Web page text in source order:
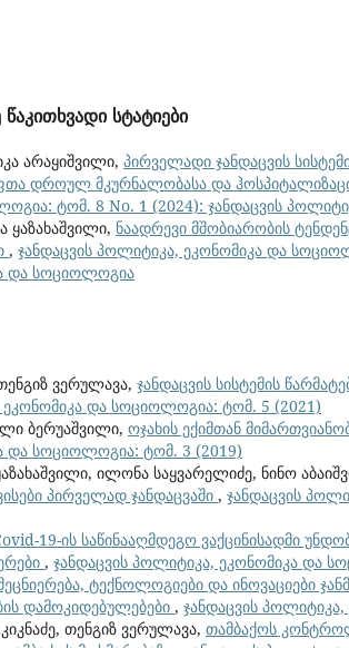
სტატიები
არაყიშვილი, პირველადი ჯანდაცვის
დროულ მკურნალობასა და
ტომ. 8 No. 1 (2024): ჯანდაცვის
ყაზახაშვილი, ნაადრევი მშობიარობის
, ჯანდაცვის პოლიტიკა, ეკონომიკა და
და სოციოლოგია
ვერულავა, ჯანდაცვის სისტემის
ეკონომიკა და სოციოლოგია: ტომ. 5 (2021)
ბერუაშვილი, ოჯახის ექიმთან
და სოციოლოგია: ტომ. 3 (2019)
ილონა საყვარელიძე, ნინო
პირველად ჯანდაცვაში , ჯანდაცვის
19-ის საწინააღმდეგო ვაქცინისადმი
, ჯანდაცვის პოლიტიკა, ეკონომიკა და
ტექნოლოგიები და ინოვაციები
დამოკიდებულებები , ჯანდაცვის
თენგიზ ვერულავა, თამბაქოს